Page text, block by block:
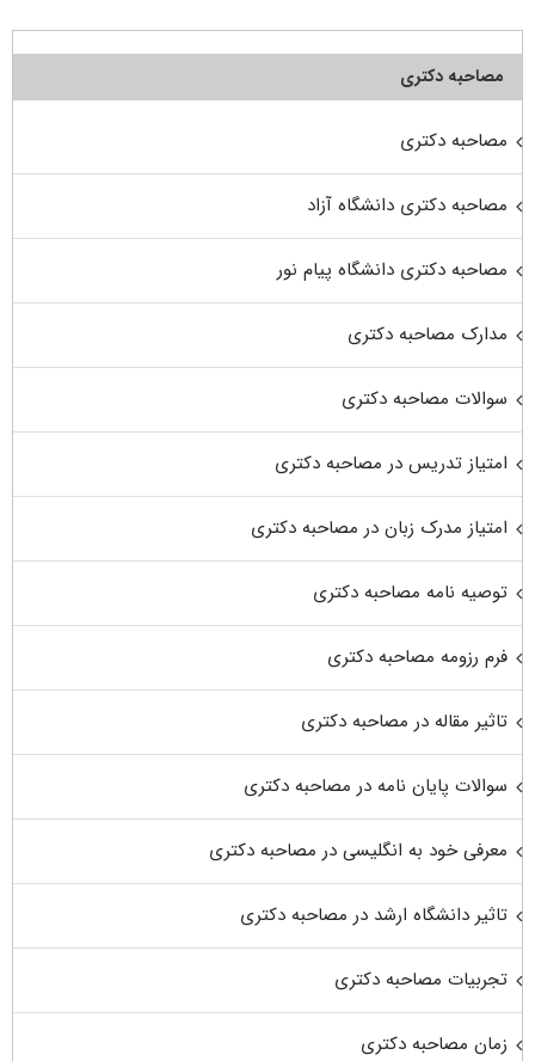
مصاحبه دکتری
مصاحبه دکتری
مصاحبه دکتری دانشگاه آزاد
مصاحبه دکتری دانشگاه پیام نور
مدارک مصاحبه دکتری
سوالات مصاحبه دکتری
امتیاز تدریس در مصاحبه دکتری
امتیاز مدرک زبان در مصاحبه دکتری
توصیه نامه مصاحبه دکتری
فرم رزومه مصاحبه دکتری
تاثیر مقاله در مصاحبه دکتری
سوالات پایان نامه در مصاحبه دکتری
معرفی خود به انگلیسی در مصاحبه دکتری
تاثیر دانشگاه ارشد در مصاحبه دکتری
تجربیات مصاحبه دکتری
زمان مصاحبه دکتری